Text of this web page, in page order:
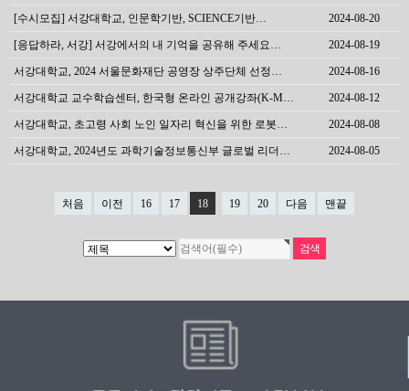
[수시모집] 서강대학교, 인문학기반, SCIENCE기반… 2024-08-20
[응답하라, 서강] 서강에서의 내 기억을 공유해 주세요… 2024-08-19
서강대학교, 2024 서울문화재단 공영장 상주단체 선정… 2024-08-16
서강대학교 교수학습센터, 한국형 온라인 공개강좌(K-M… 2024-08-12
서강대학교, 초고령 사회 노인 일자리 혁신을 위한 로봇… 2024-08-08
서강대학교, 2024년도 과학기술정보통신부 글로벌 리더… 2024-08-05
처음 이전 16 17 18 19 20 다음 맨끝